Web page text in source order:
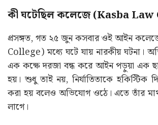
কী ঘটেছিল কলেজে (Kasba
প্রসঙ্গত, গত ২৫ জুন কসবার ওই আইন
College) মধ্যে ঘটে যায় নারকীয় ঘটনা।
এক কক্ষে দরজা বন্ধ করে আইন পড়ুয়া এক
হয়। শুধু তাই নয়, নির্যাতিতাকে হকিস্টিক
করা হয় বলেও অভিযোগ ওঠে। এতে তাঁর
লাগে।